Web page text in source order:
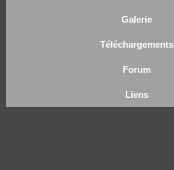
Galerie
Téléchargements
Forum
Liens